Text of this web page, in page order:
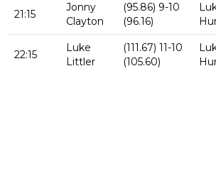
21:15
Jonny
Clayton
(95.86) 9-10
(96.16)
22:15
Luke
Littler
(111.67) 11-10
(105.60)